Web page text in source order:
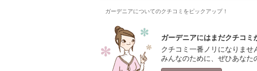
ガーデニアについてのクチコミをピックアップ！
ガーデニアにはまだクチコミ
クチコミ一番ノリになりませ
みんなのために、ぜひあなた